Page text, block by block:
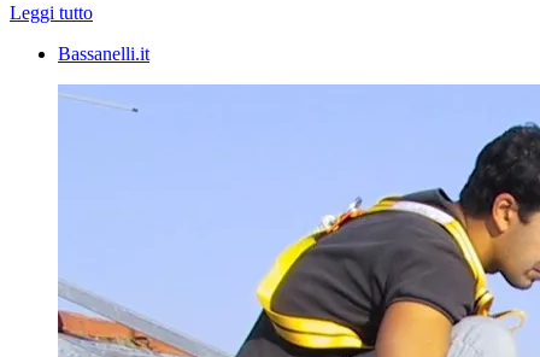
Leggi tutto
Bassanelli.it